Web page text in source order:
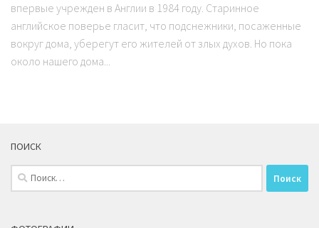
впервые учрежден в Англии в 1984 году. Старинное
английское поверье гласит, что подснежники, посаженные
вокруг дома, уберегут его жителей от злых духов. Но пока
около нашего дома...
ПОИСК
Найти: